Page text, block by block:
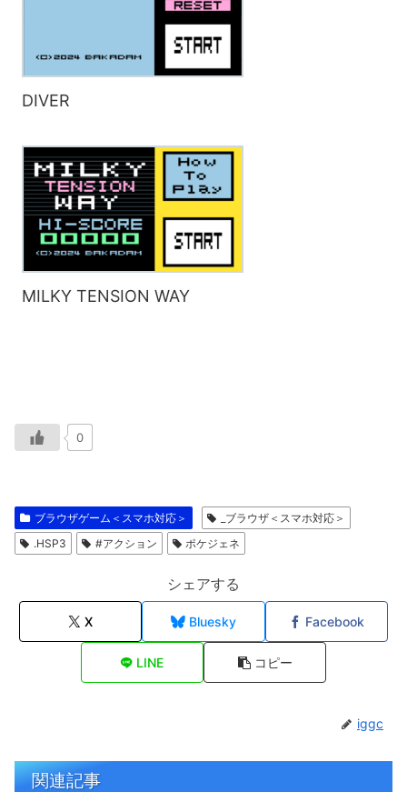
DIVER
MILKY TENSION WAY
0
ブラウザゲーム＜スマホ対応＞
_ブラウザ＜スマホ対応＞
.HSP3
#アクション ポケジェネ
シェアする
X Bluesky Facebook
LINE コピー
iggc
関連記事